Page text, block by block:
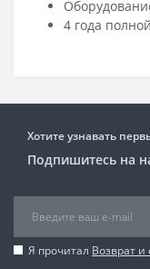
4 года
Хотите узнавать
Подпишитесь на
Я прочитал Возврат и